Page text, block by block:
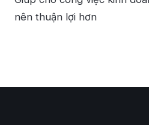
nên thuận lợi hơn